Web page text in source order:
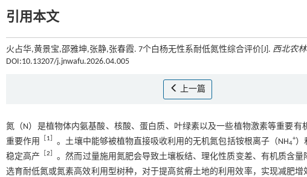
引用本文
火占华,黄景宝,邵雅坤,张静,张春霞. 7个白杨无性系耐低氮性综合评价[J]. 西北农
DOI:10.13207/j.jnwafu.2026.04.005
上一篇
氮（N）是植物体内氨基酸、核酸、蛋白质、叶绿素以及一些植物激素等重要
重要作用
［1］ 。土壤中能够被植物直接吸收利用的无机氮包括铵根离子（NH4
+）
稳定高产
［2］ 。然而过量施用氮肥会导致土壤板结、理化性质变差、有机质含
选育耐低氮或氮素高效利用型树种，对于提高贫瘠土地的利用效率，实现减肥